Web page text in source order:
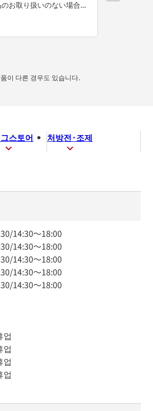
이 다른 경우도 있습니다.
스토어 처방전·조제
/14:30～18:00
/14:30～18:00
/14:30～18:00
/14:30～18:00
/14:30～18:00
업
업
업
업